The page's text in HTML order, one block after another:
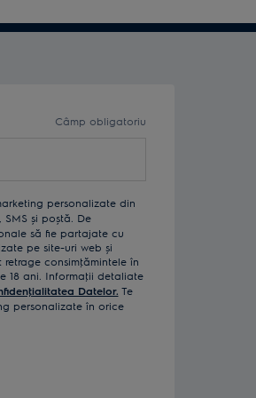
Câmp obligatoriu
personalizate din
și poștă. De
să fie partajate cu
pe site-uri web și
consimţămintele în
18 ani. Informaţii detaliate
Datelor. Te
personalizate în orice